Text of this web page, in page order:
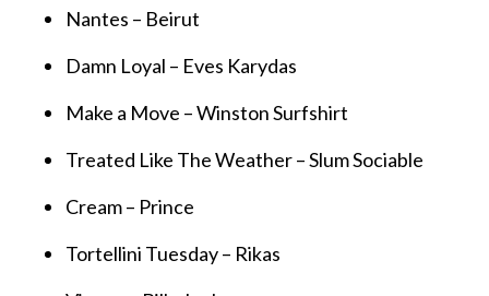
Nantes – Beirut
Damn Loyal – Eves Karydas
Make a Move – Winston Surfshirt
Treated Like The Weather – Slum Sociable
Cream – Prince
Tortellini Tuesday – Rikas